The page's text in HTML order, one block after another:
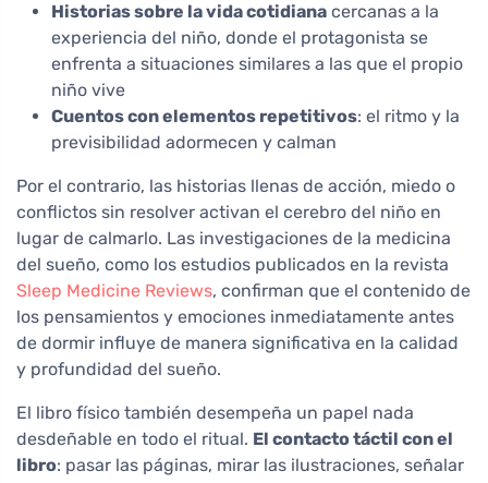
Historias sobre la vida cotidiana cercanas a la
experiencia del niño, donde el protagonista se
enfrenta a situaciones similares a las que el propio
niño vive
Cuentos con elementos repetitivos: el ritmo y la
previsibilidad adormecen y calman
Por el contrario, las historias llenas de acción, miedo o
conflictos sin resolver activan el cerebro del niño en
lugar de calmarlo. Las investigaciones de la medicina
del sueño, como los estudios publicados en la revista
Sleep Medicine Reviews, confirman que el contenido de
los pensamientos y emociones inmediatamente antes
de dormir influye de manera significativa en la calidad
y profundidad del sueño.
El libro físico también desempeña un papel nada
desdeñable en todo el ritual. El contacto táctil con el
libro: pasar las páginas, mirar las ilustraciones, señalar